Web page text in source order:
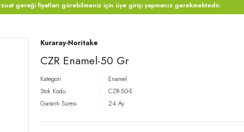
gereği fiyatları görebilmeniz için üye girişi yapmanız gerekmektedir.
Kuraray-Noritake
CZR Enamel-50 Gr
Kategori
Enamel
Stok Kodu
CZR-50-E
Garanti Süresi
24 Ay